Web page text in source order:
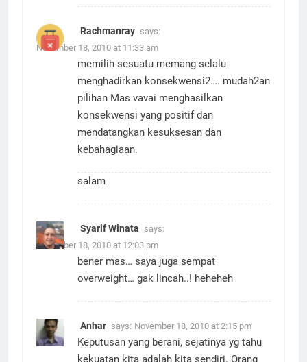
Rachmanray says:
November 18, 2010 at 11:33 am
memilih sesuatu memang selalu
menghadirkan konsekwensi2…. mudah2an
pilihan Mas vavai menghasilkan
konsekwensi yang positif dan
mendatangkan kesuksesan dan
Syarif Winata
says:
November 18, 2010 at 12:03 pm
bener mas… saya juga sempat
Anhar says: November 18, 2010 at 2:15 pm
Keputusan yang berani, sejatinya yg tahu